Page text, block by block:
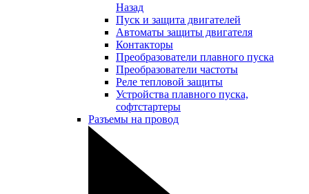
Назад
Пуск и защита двигателей
Автоматы защиты двигателя
Контакторы
Преобразователи плавного пуска
Преобразователи частоты
Реле тепловой защиты
Устройства плавного пуска,
софтстартеры
Разъемы на провод